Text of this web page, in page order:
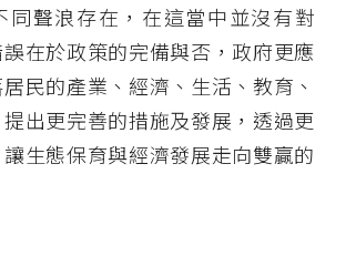
同聲浪存在，在這當中並沒有對
在於政策的完備與否，政府更應
民的產業、經濟、生活、教育、
出更完善的措施及發展，透過更
生態保育與經濟發展走向雙贏的